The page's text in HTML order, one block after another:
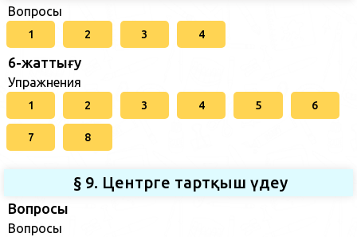
Вопросы
1 2 3 4
6-жаттығу
Упражнения
1 2 3 4 5 6
7 8
§ 9. Центрге тартқыш үдеу
Вопросы
Вопросы